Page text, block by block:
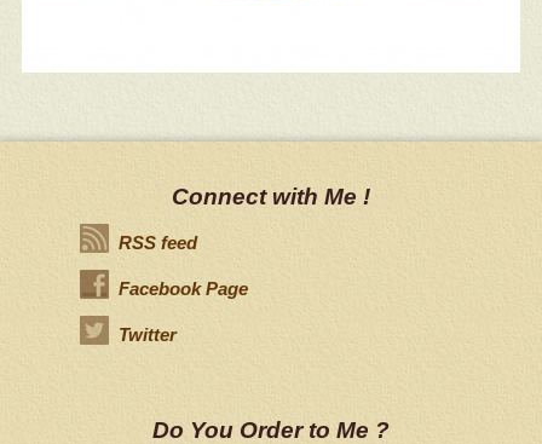
Connect with Me !
RSS feed
Facebook Page
Twitter
Do You Order to Me ?